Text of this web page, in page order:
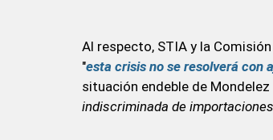
Al respecto, STIA y la
"esta crisis no se resolverá con
situación endeble de
indiscriminada de